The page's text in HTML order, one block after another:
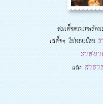
สมเด็จพระเทพรัต
เสด็จฯ ไปทรงเยือน
ราชอ
และสาธ